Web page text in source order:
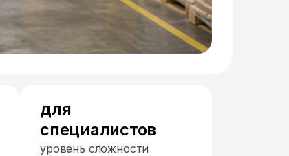
для
специалистов
уровень сложности